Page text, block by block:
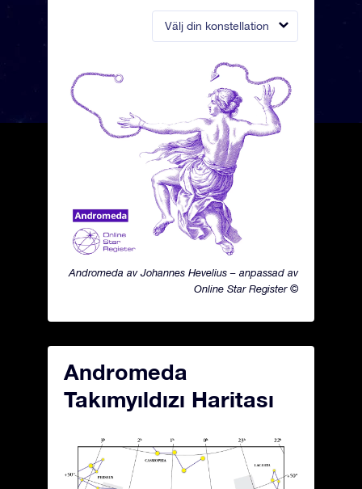
Välj din konstellation
Andromeda av Johannes Hevelius – anpassad av
Online Star Register ©
Andromeda
Takımyıldızı Haritası